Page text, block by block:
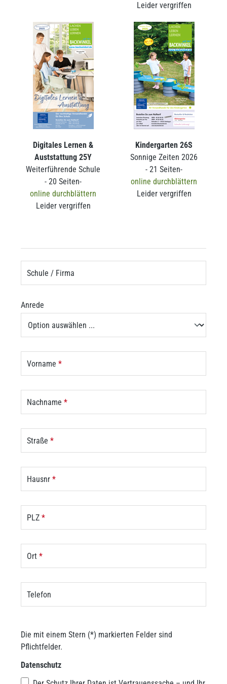
Schule / Firma
Anrede
Vorname *
Nachname *
Straße *
Hausnr *
PLZ *
Ort *
Telefon
Die mit einem Stern (*) markierten Felder sind
Pflichtfelder.
Datenschutz
Digitales Lernen &
Auststattung 25Y
Weiterführende Schule
- 20 Seiten-
online durchblättern
Leider vergriffen
Kindergarten 26S
Sonnige Zeiten 2026
- 21 Seiten-
online durchblättern
Leider vergriffen
Leider vergriffen